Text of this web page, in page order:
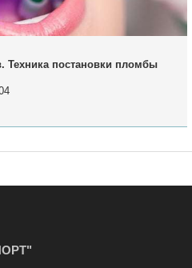
Техника постановки пломбы